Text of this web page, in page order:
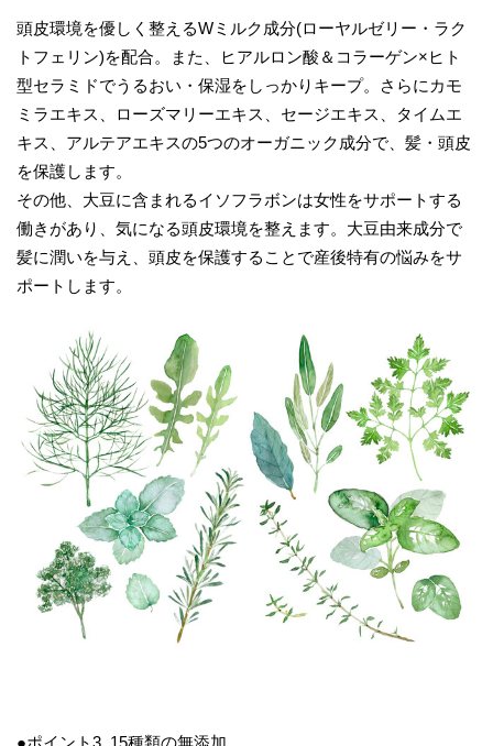
頭皮環境を優しく整えるWミルク成分(ローヤルゼリー・ラク
トフェリン)を配合。また、ヒアルロン酸＆コラーゲン×ヒト
型セラミドでうるおい・保湿をしっかりキープ。さらにカモ
ミラエキス、ローズマリーエキス、セージエキス、タイムエ
キス、アルテアエキスの5つのオーガニック成分で、髪・頭皮
を保護します。
その他、大豆に含まれるイソフラボンは女性をサポートする
働きがあり、気になる頭皮環境を整えます。大豆由来成分で
髪に潤いを与え、頭皮を保護することで産後特有の悩みをサ
ポートします。